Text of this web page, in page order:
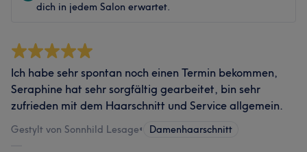
dich in jedem Salon erwartet.
Ich habe sehr spontan noch einen Termin bekommen,
Seraphine hat sehr sorgfältig gearbeitet, bin sehr
zufrieden mit dem Haarschnitt und Service allgemein.
Gestylt von Sonnhild Lesage• Damenhaarschnitt